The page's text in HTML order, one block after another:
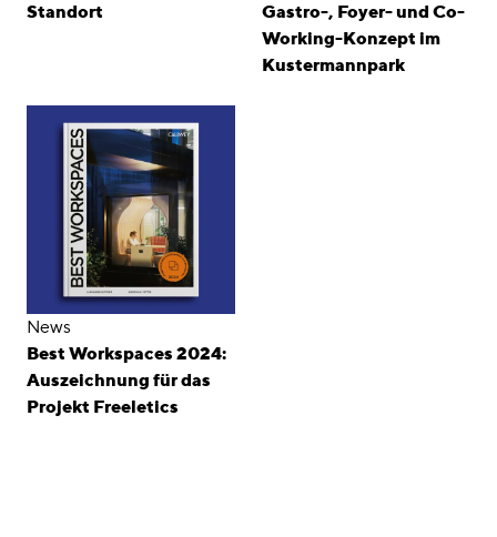
Standort
Gastro-, Foyer- und Co-
Working-Konzept im
Kustermannpark
News
Best Workspaces 2024:
Auszeichnung für das
Projekt Freeletics